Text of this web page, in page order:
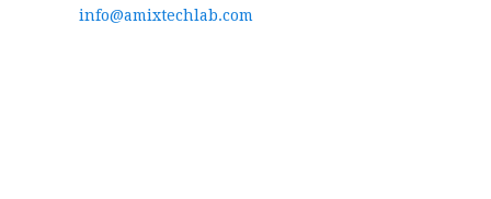
info@amixtechlab.com